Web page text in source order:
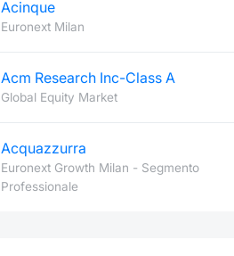
Acinque
Euronext Milan
Acm Research Inc-Class A
Global Equity Market
Acquazzurra
Euronext Growth Milan - Segmento
Professionale